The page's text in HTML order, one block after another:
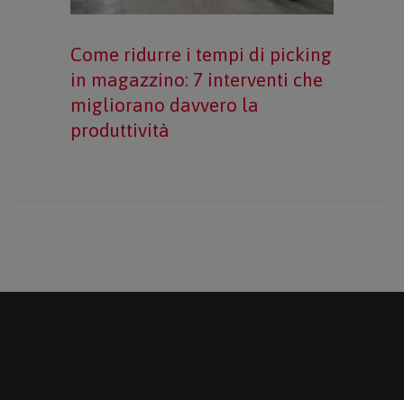
Come ridurre i tempi di picking
in magazzino: 7 interventi che
migliorano davvero la
produttività